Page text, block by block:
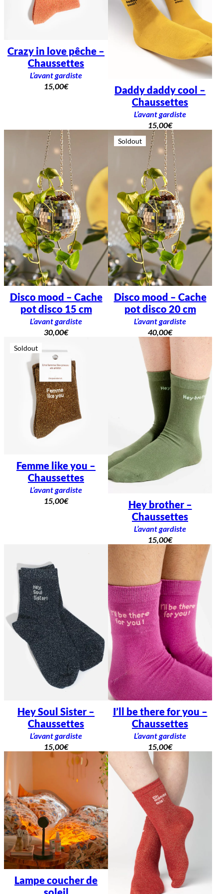
Crazy in love pêche –
Chaussettes
L’avant gardiste
15,00€
Daddy daddy cool –
Chaussettes
L’avant gardiste
15,00€
Disco mood – Cache
pot disco 15 cm
L’avant gardiste
30,00€
Soldout
Disco mood – Cache
pot disco 20 cm
L’avant gardiste
40,00€
Soldout
Femme like you –
Chaussettes
L’avant gardiste
15,00€
Hey brother –
Chaussettes
L’avant gardiste
15,00€
Hey Soul Sister –
Chaussettes
L’avant gardiste
15,00€
I’ll be there for you –
Chaussettes
L’avant gardiste
15,00€
Lampe coucher de